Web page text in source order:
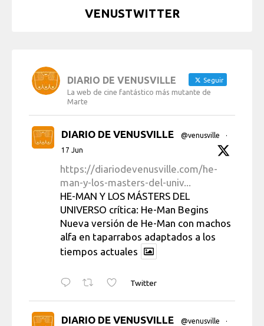
VENUSTWITTER
DIARIO DE VENUSVILLE Seguir
La web de cine fantástico más mutante de
Marte
DIARIO DE VENUSVILLE @venusville
·
17 Jun
https://diariodevenusville.com/he-
man-y-los-masters-del-univ...
HE-MAN Y LOS MÁSTERS DEL
UNIVERSO crítica: He-Man Begins
Nueva versión de He-Man con machos
alfa en taparrabos adaptados a los
tiempos actuales
Twitter
DIARIO DE VENUSVILLE @venusville
·